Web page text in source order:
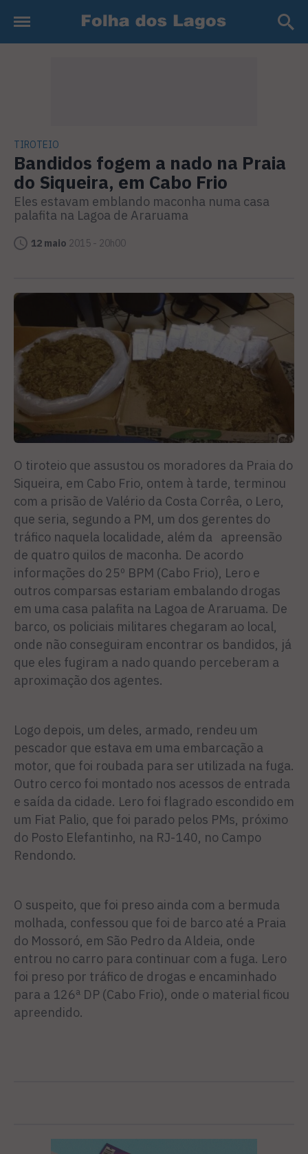
TIROTEIO
Bandidos fogem a nado na Praia
do Siqueira, em Cabo Frio
Eles estavam emblando maconha numa casa
palafita na Lagoa de Araruama
12 maio 2015 - 20h00
O tiroteio que assustou os moradores da Praia do
Siqueira, em Cabo Frio, ontem à tarde, terminou
com a prisão de Valério da Costa Corrêa, o Lero,
que seria, segundo a PM, um dos gerentes do
tráfico naquela localidade, além da apreensão
de quatro quilos de maconha. De acordo
informações do 25º BPM (Cabo Frio), Lero e
outros comparsas estariam embalando drogas
em uma casa palafita na Lagoa de Araruama. De
barco, os policiais militares chegaram ao local,
onde não conseguiram encontrar os bandidos, já
que eles fugiram a nado quando perceberam a
aproximação dos agentes.
Logo depois, um deles, armado, rendeu um
pescador que estava em uma embarcação a
motor, que foi roubada para ser utilizada na fuga.
Outro cerco foi montado nos acessos de entrada
e saída da cidade. Lero foi flagrado escondido em
um Fiat Palio, que foi parado pelos PMs, próximo
do Posto Elefantinho, na RJ-140, no Campo
Rendondo.
O suspeito, que foi preso ainda com a bermuda
molhada, confessou que foi de barco até a Praia
do Mossoró, em São Pedro da Aldeia, onde
entrou no carro para continuar com a fuga. Lero
foi preso por tráfico de drogas e encaminhado
para a 126ª DP (Cabo Frio), onde o material ficou
apreendido.